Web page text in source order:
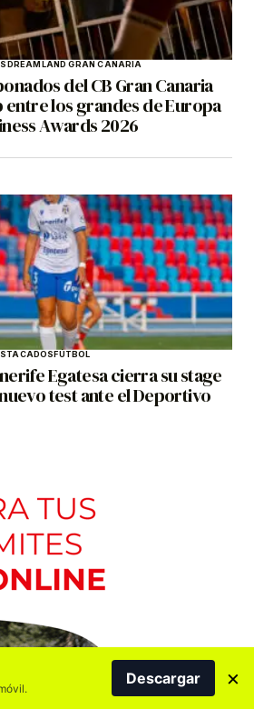
DREAMLAND GRAN CANARIA
del CB Gran Canaria
entre los grandes de Europa
Awards 2026
FÚTBOL
Egatesa cierra su stage
test ante el Deportivo
Descargar ×